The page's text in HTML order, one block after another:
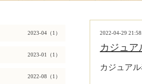
2023-04（1）
2023-01（1）
2022-08（1）
2022-04-29
カジュ
カジュア